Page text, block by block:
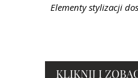
Elementy stylizacji